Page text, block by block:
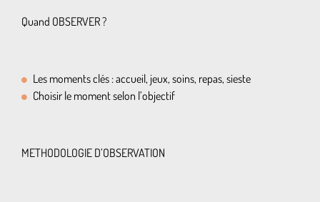
Quand OBSERVER ?
Les moments clés : accueil, jeux, soins, repas, sieste
Choisir le moment selon l’objectif
METHODOLOGIE D’OBSERVATION